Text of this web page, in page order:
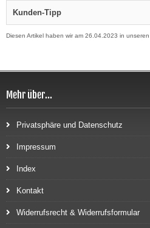
Kunden-Tipp
Diesen Artikel haben wir am 26.04.2023 in
Mehr über...
Privatsphäre und Datenschutz
Impressum
Index
Kontakt
Widerrufsrecht & Widerrufsformular